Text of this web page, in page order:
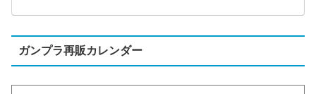
ガンプラ再販カレンダー